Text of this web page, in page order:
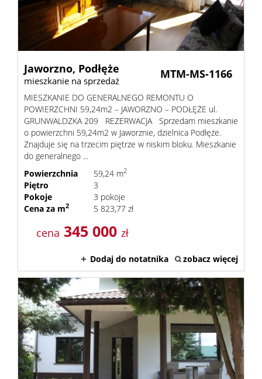
Jaworzno, Podłęże
mieszkanie na sprzedaż MTM-MS-1166
MIESZKANIE DO GENERALNEGO REMONTU O
POWIERZCHNI 59,24m2 – JAWORZNO – PODŁĘŻE ul.
GRUNWALDZKA 209 REZERWACJA Sprzedam mieszkanie
o powierzchni 59,24m2 w Jaworznie, dzielnica Podłęże.
Znajduje się na trzecim piętrze w niskim bloku. Mieszkanie
do generalnego ...
Powierzchnia
59,24 m2
Piętro
3
Pokoje
3 pokoje
Cena za m2 5 823,77 zł
cena 345 000 zł
Dodaj do notatnika zobacz więcej